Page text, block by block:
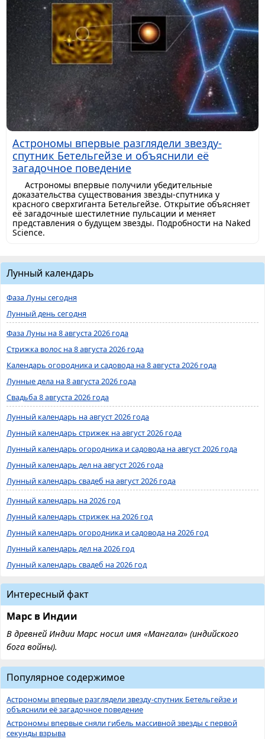
Астрономы впервые разглядели звезду-
спутник Бетельгейзе и объяснили её
загадочное поведение
Астрономы впервые получили убедительные
доказательства существования звезды-спутника у
красного сверхгиганта Бетельгейзе. Открытие объясняет
её загадочные шестилетние пульсации и меняет
представления о будущем звезды. Подробности на Naked
Science.
Лунный календарь
Фаза Луны сегодня
Лунный день сегодня
Фаза Луны на 8 августа 2026 года
Стрижка волос на 8 августа 2026 года
Календарь огородника и садовода на 8 августа 2026 года
Лунные дела на 8 августа 2026 года
Свадьба 8 августа 2026 года
Лунный календарь на август 2026 года
Лунный календарь стрижек на август 2026 года
Лунный календарь огородника и садовода на август 2026 года
Лунный календарь дел на август 2026 года
Лунный календарь свадеб на август 2026 года
Лунный календарь на 2026 год
Лунный календарь стрижек на 2026 год
Лунный календарь огородника и садовода на 2026 год
Лунный календарь дел на 2026 год
Лунный календарь свадеб на 2026 год
Интересный факт
Марс в Индии
В древней Индии Марс носил имя «Мангала» (индийского
бога войны).
Популярное содержимое
Астрономы впервые разглядели звезду-спутник Бетельгейзе и
объяснили её загадочное поведение
Астрономы впервые сняли гибель массивной звезды с первой
секунды взрыва